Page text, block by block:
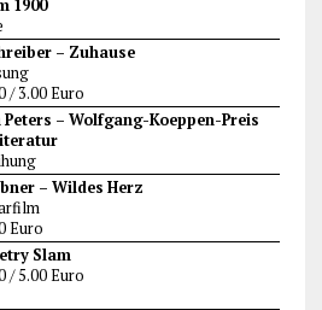
1900
– Zuhause
/ 3.00 Euro
– Wolfgang-Koeppen-Preis
– Wildes Herz
Euro
Slam
/ 5.00 Euro